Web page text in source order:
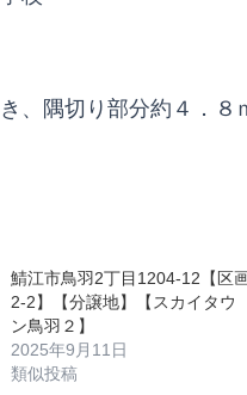
、隅切り部分約４．８
鯖江市鳥羽2丁目1204-12【区
2-2】【分譲地】【スカイタウ
ン鳥羽２】
2025年9月11日
類似投稿